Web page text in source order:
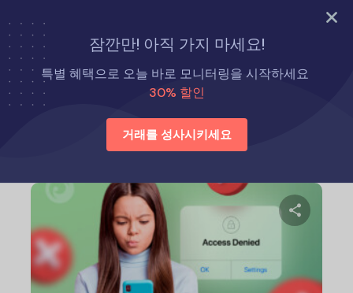
지금 바로 시도해 보세요
잠깐만! 아직 가지 마세요!
특별 혜택으로 오늘 바로 모니터링을 시작하세요
30% 할인
거래를 성사시키세요
홈 육아 팁
육아 팁